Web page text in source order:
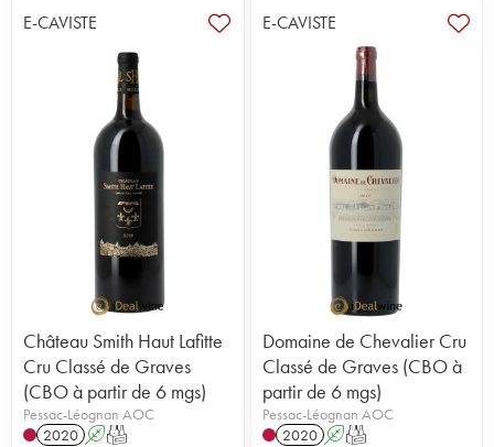
E-CAVISTE
Château Smith Haut Lafitte
Cru Classé de Graves
(CBO à partir de 6 mgs)
Pessac-Léognan AOC
2020 AT
E-CAVISTE
Domaine de Chevalier Cru
Classé de Graves (CBO à
partir de 6 mgs)
Pessac-Léognan AOC
2020 AT